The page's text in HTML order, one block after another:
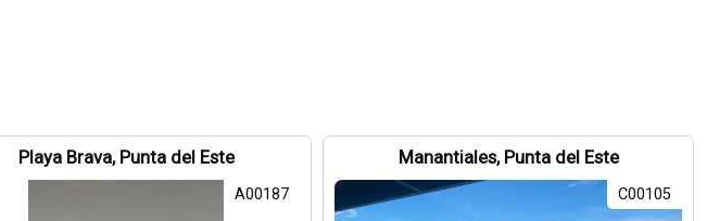
Playa Brava, Punta del Este
A00187
Manantiales, Punta del Este
C00105